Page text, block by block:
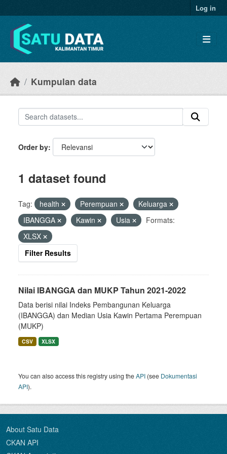
Log in
Kumpulan data
Order by
1 dataset found
Tag: health Perempuan
Keluarga
IBANGGA
Kawin Usia
Formats:
XLSX
Filter Results
Nilai IBANGGA dan MUKP Tahun 2021-2022
Data berisi nilai Indeks Pembangunan Keluarga
(IBANGGA) dan Median Usia Kawin Pertama Perempuan
(MUKP)
CSV XLSX
You can also access this registry using theAPI (see Dokumentasi
API).
About Satu Data
CKAN API